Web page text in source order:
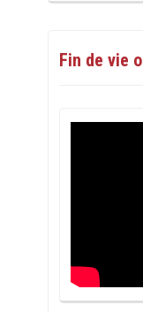
Fin de vie